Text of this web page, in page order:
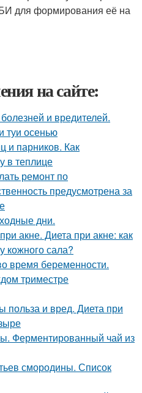
для формирования её на
на сайте:
и вредителей.
туи осенью
и парников. Как
в теплице
ремонт по
предусмотрена за
дни.
акне. Диета при акне: как
кожного сала?
время беременности.
триместре
польза и вред. Диета при
Ферментированный чай из
смородины. Список